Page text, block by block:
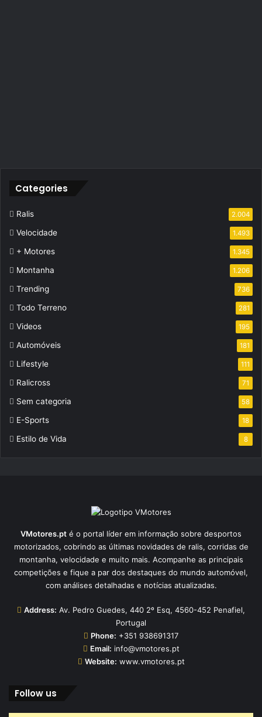
Categories
Ralis 2.004
Velocidade 1.493
+ Motores 1.345
Montanha 1.206
Trending 736
Todo Terreno 281
Videos 195
Automóveis 181
Lifestyle 111
Ralicross 71
Sem categoria 58
E-Sports 18
Estilo de Vida 8
VMotores.pt é o portal líder em informação sobre desportos
motorizados, cobrindo as últimas novidades de ralis, corridas de
montanha, velocidade e muito mais. Acompanhe as principais
competições e fique a par dos destaques do mundo automóvel,
com análises detalhadas e notícias atualizadas.
Address: Av. Pedro Guedes, 440 2º Esq, 4560-452 Penafiel,
Portugal
Phone: +351 938691317
Email: info@vmotores.pt
Website: www.vmotores.pt
Follow us